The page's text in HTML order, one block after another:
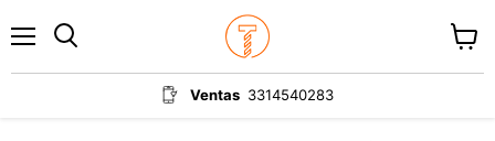
Ventas 3314540283
carrito